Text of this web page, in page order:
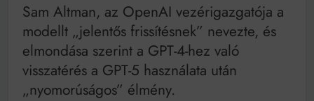
Sam Altman, az OpenAI vezérigazgatója a
modellt „jelentős frissítésnek” nevezte, és
elmondása szerint a GPT-4-hez való
visszatérés a GPT-5 használata után
„nyomorúságos” élmény.